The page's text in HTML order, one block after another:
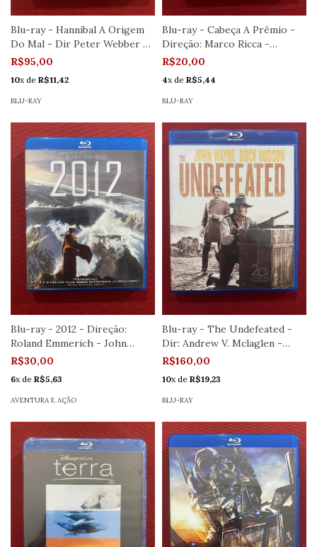
Blu-ray - Hannibal A Origem
Do Mal - Dir Peter Webber -
Semi
R$95,00
10x de R$11,42
BLU-RAY
Blu-ray - Cabeça A Prêmio -
Direção: Marco Ricca -
Seminovo
R$20,00
4x de R$5,44
BLU-RAY
Blu-ray - 2012 - Direção:
Roland Emmerich - John
Cusack
R$30,00
6x de R$5,63
AVENTURA E AÇÃO
Blu-ray - The Undefeated -
Dir: Andrew V. Mclaglen -
Semin.
R$160,00
10x de R$19,23
BLU-RAY